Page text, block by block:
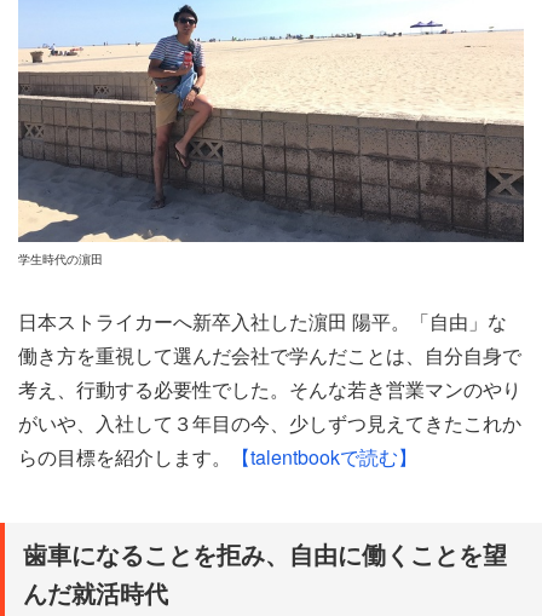
学生時代の濵田
日本ストライカーへ新卒入社した濵田 陽平。「自由」な
働き方を重視して選んだ会社で学んだことは、自分自身で
考え、行動する必要性でした。そんな若き営業マンのやり
がいや、入社して３年目の今、少しずつ見えてきたこれか
らの目標を紹介します。
【talentbookで読む】
歯車になることを拒み、自由に働くことを望
んだ就活時代